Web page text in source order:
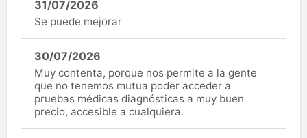
31/07/2026
Se puede mejorar
30/07/2026
Muy contenta, porque nos permite a la gente
que no tenemos mutua poder acceder a
pruebas médicas diagnósticas a muy buen
precio, accesible a cualquiera.